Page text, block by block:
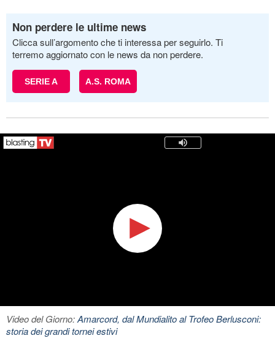
Non perdere le ultime news
Clicca sull’argomento che ti interessa per seguirlo. Ti
terremo aggiornato con le news da non perdere.
SERIE A A.S. ROMA
Video del Giorno:Amarcord, dal Mundialito al Trofeo Berlusconi:
storia dei grandi tornei estivi